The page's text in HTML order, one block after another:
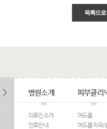
목록으로
병원소개
의료진소개
진료안내
피부클리
여드름
여드름자국/